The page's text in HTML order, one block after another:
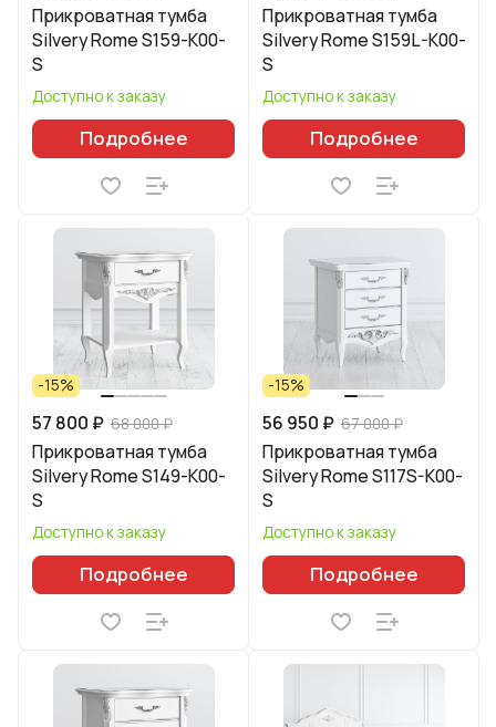
Прикроватная тумба
Silvery Rome S159-K00-
S
Доступно к заказу
Подробнее
Прикроватная тумба
Silvery Rome S159L-K00-
S
Доступно к заказу
Подробнее
-15%
57 800 ₽ 68 000 ₽
Прикроватная тумба
Silvery Rome S149-K00-
S
Доступно к заказу
Подробнее
-15%
56 950 ₽ 67 000 ₽
Прикроватная тумба
Silvery Rome S117S-K00-
S
Доступно к заказу
Подробнее